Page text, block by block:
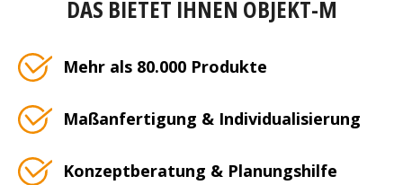
DAS BIETET IHNEN OBJEKT-M
Mehr als 80.000 Produkte
Maßanfertigung & Individualisierung
Konzeptberatung & Planungshilfe